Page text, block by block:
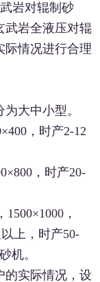
岩对辊制砂
武岩全液压对辊
际情况进行合理
大中小型。
，时产2-12
，时产20-
，
以上，时产50-
机。
的实际情况，设